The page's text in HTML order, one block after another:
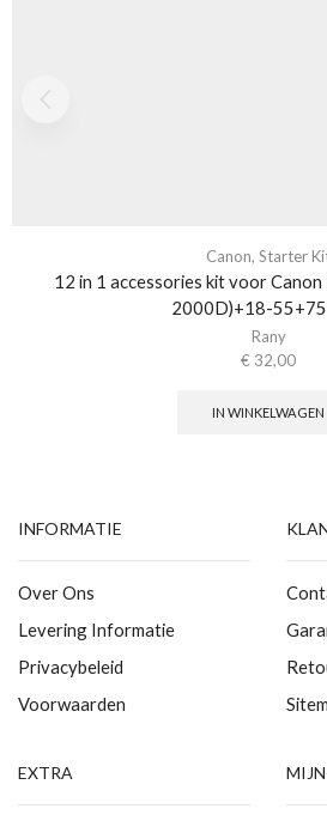
Canon, Starter
12 in 1 accessories kit voor
2000D)+18-
Rany
€ 32,00
IN WINKELWAGEN
INFORMATIE
Over Ons
Levering Informatie
Privacybeleid
Voorwaarden
EXTRA